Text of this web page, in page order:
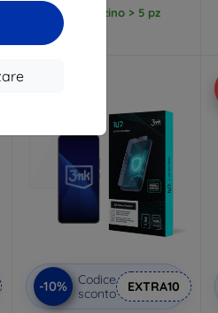
In magazzino > 5 pz
-10%
Codice
sconto
EXTRA10